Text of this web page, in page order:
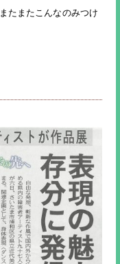
たまたこんなのみつけ